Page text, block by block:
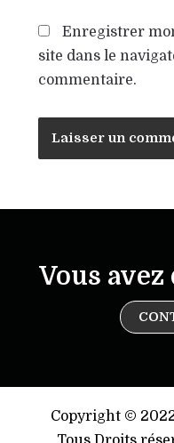
Enregistrer
site dans le
commentaire.
Vous
Copyright ©